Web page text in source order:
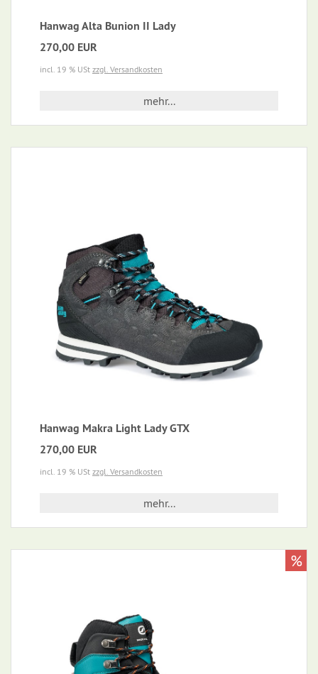
Hanwag Alta Bunion II Lady
270,00 EUR
incl. 19 % USt zzgl. Versandkosten
mehr...
Hanwag Makra Light Lady GTX
270,00 EUR
incl. 19 % USt zzgl. Versandkosten
mehr...
%